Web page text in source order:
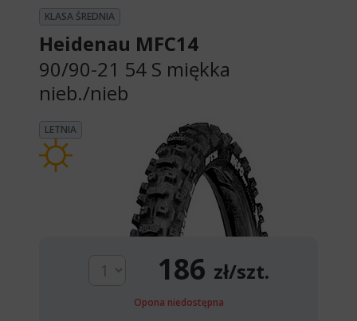
KLASA ŚREDNIA
Heidenau MFC14
90/90-21 54 S miękka
nieb./nieb
LETNIA
186 zł/szt.
Opona niedostępna